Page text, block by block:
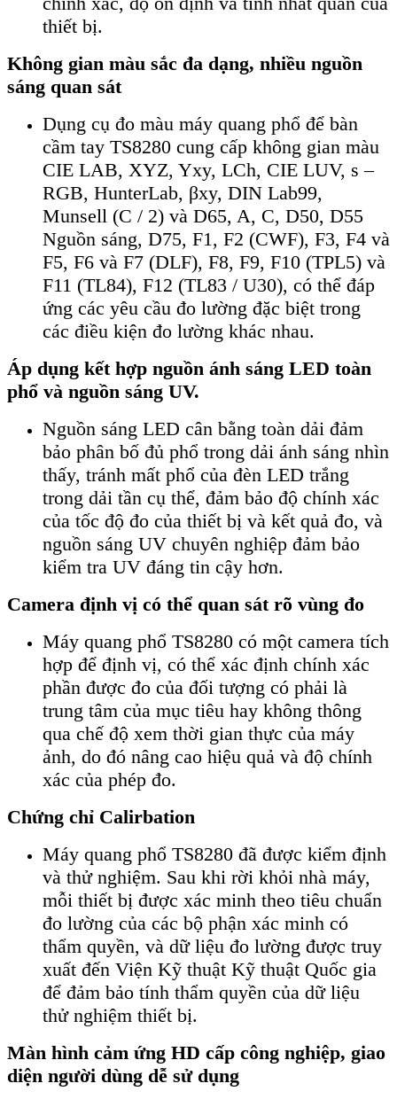
thiết bị.
Không gian màu sắc đa dạng, nhiều nguồn
sáng quan sát
Dụng cụ đo màu máy quang phổ để bàn
cầm tay TS8280 cung cấp không gian màu
CIE LAB, XYZ, Yxy, LCh, CIE LUV, s –
RGB, HunterLab, βxy, DIN Lab99,
Munsell (C / 2) và D65, A, C, D50, D55
Nguồn sáng, D75, F1, F2 (CWF), F3, F4 và
F5, F6 và F7 (DLF), F8, F9, F10 (TPL5) và
F11 (TL84), F12 (TL83 / U30), có thể đáp
ứng các yêu cầu đo lường đặc biệt trong
các điều kiện đo lường khác nhau.
Áp dụng kết hợp nguồn ánh sáng LED toàn
phổ và nguồn sáng UV.
Nguồn sáng LED cân bằng toàn dải đảm
bảo phân bố đủ phổ trong dải ánh sáng nhìn
thấy, tránh mất phổ của đèn LED trắng
trong dải tần cụ thể, đảm bảo độ chính xác
của tốc độ đo của thiết bị và kết quả đo, và
nguồn sáng UV chuyên nghiệp đảm bảo
kiểm tra UV đáng tin cậy hơn.
Camera định vị có thể quan sát rõ vùng đo
Máy quang phổ TS8280 có một camera tích
hợp để định vị, có thể xác định chính xác
phần được đo của đối tượng có phải là
trung tâm của mục tiêu hay không thông
qua chế độ xem thời gian thực của máy
ảnh, do đó nâng cao hiệu quả và độ chính
xác của phép đo.
Chứng chỉ Calirbation
Máy quang phổ TS8280 đã được kiểm định
và thử nghiệm. Sau khi rời khỏi nhà máy,
mỗi thiết bị được xác minh theo tiêu chuẩn
đo lường của các bộ phận xác minh có
thẩm quyền, và dữ liệu đo lường được truy
xuất đến Viện Kỹ thuật Kỹ thuật Quốc gia
để đảm bảo tính thẩm quyền của dữ liệu
thử nghiệm thiết bị.
Màn hình cảm ứng HD cấp công nghiệp, giao
diện người dùng dễ sử dụng